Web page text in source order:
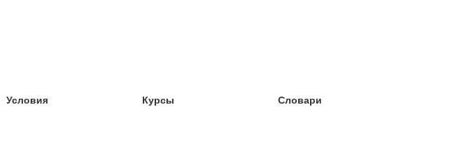
Условия
Курсы
Словари